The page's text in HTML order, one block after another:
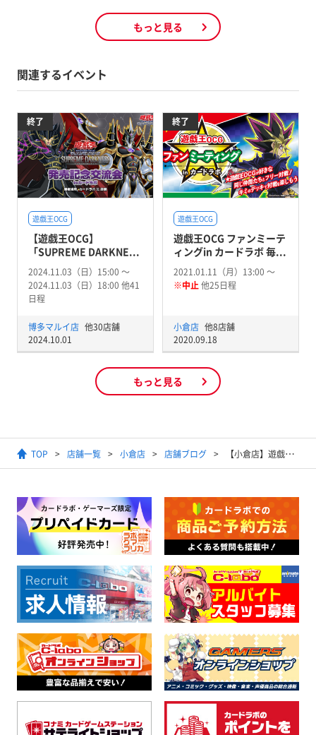
もっと見る
関連するイベント
終了
遊戯王OCG
【遊戯王OCG】
「SUPREME DARKNE...
2024.11.03（日）15:00 〜
2024.11.03（日）18:00 他41
日程
博多マルイ店 他30店舗
2024.10.01
終了
遊戯王OCG
遊戯王OCG ファンミーテ
ィングin カードラボ 毎...
2021.01.11（月）13:00 〜
※中止他25日程
小倉店 他8店舗
2020.09.18
もっと見る
TOP 店舗一覧 小倉店 店舗ブログ 【小倉店】遊戯王からショーケース補充情報！！ヴァイスシュヴァルツからは買取情報があるゾイ！！